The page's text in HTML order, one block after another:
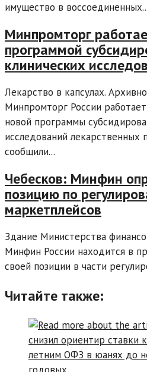
имущество в
Минпромторг
программой
клинических
Лекарство в капсулах.
Минпромторг России
новой программы
исследований лекарственных
сообщили...
Чебесков: Минфин
позицию по
маркетплейсов
Здание Министерства
Минфин России находится в
своей позиции в части
Читайте также: